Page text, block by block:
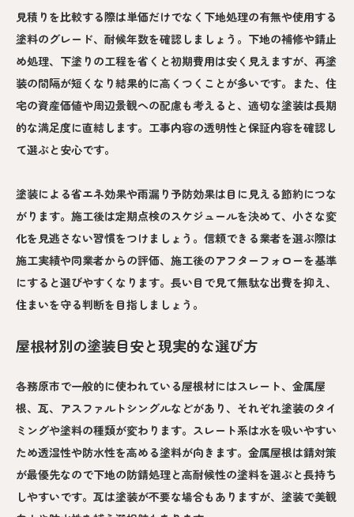
見積りを比較する際は単価だけでなく下地処理の有無や使用する
塗料のグレード、耐候年数を確認しましょう。下地の補修や錆止
め処理、下塗りの工程を省くと初期費用は安く見えますが、再塗
装の間隔が短くなり結果的に高くつくことが多いです。また、住
宅の資産価値や周辺景観への配慮も考えると、適切な塗装は長期
的な満足度に直結します。工事内容の透明性と保証内容を確認し
て選ぶと安心です。
塗装による省エネ効果や雨漏り予防効果は目に見える節約につな
がります。施工後は定期点検のスケジュールを決めて、小さな変
化を見逃さない習慣をつけましょう。信頼できる業者を選ぶ際は
施工実績や同業者からの評価、施工後のアフターフォローを基準
にすると選びやすくなります。長い目で見て無駄な出費を抑え、
住まいを守る判断を目指しましょう。
屋根材別の塗装目安と現実的な選び方
各務原市で一般的に使われている屋根材にはスレート、金属屋
根、瓦、アスファルトシングルなどがあり、それぞれ塗装のタイ
ミングや塗料の種類が変わります。スレート系は水を吸いやすい
ため透湿性や防水性を高める塗料が向きます。金属屋根は錆対策
が最優先なので下地の防錆処理と高耐候性の塗料を選ぶと長持ち
しやすいです。瓦は塗装が不要な場合もありますが、塗装で美観